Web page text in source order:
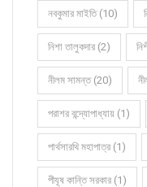
নবকুমার মাইতি (10)
নিশা তালুকদার (2)
নীলম সামন্ত (20)
পরাশর বন্দ্যোপাধ্যায় (1)
পার্থসারথি মহাপাত্র (1)
পীযূষ কান্তি সরকার (1)